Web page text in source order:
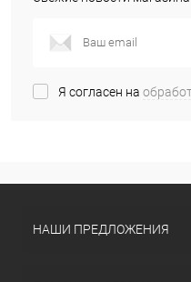
Я согласен на
НАШИ ПРЕДЛОЖЕНИЯ